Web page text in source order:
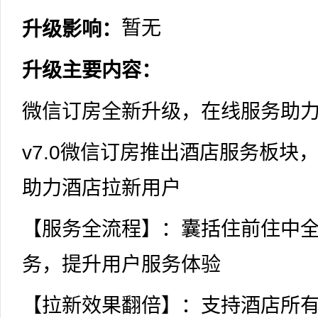
升级影响： 暂无
升级主要内容：
微信订房全新升级，在线服务助
v7.0微信订房推出酒店服务板块
助力酒店拉新用户
【服务全流程】：囊括住前住中
务，提升用户服务体验
【拉新效果翻倍】：支持酒店所